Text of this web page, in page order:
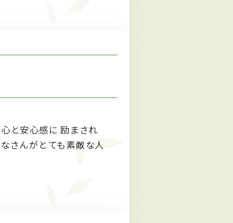
と安心感に 励まされ
さんがとても素敵な人